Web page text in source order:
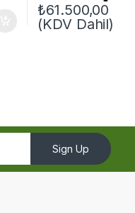
₺61.500,00
(KDV Dahil)
Sign Up